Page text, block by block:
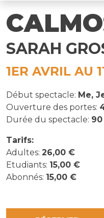
SARAH
1ER AVRIL AU
Début spectacle: Me,
Ouverture des portes:
Durée du spectacle:
Tarifs:
Adultes: 26,00 €
Etudiants: 15,00 €
Abonnés: 15,00 €